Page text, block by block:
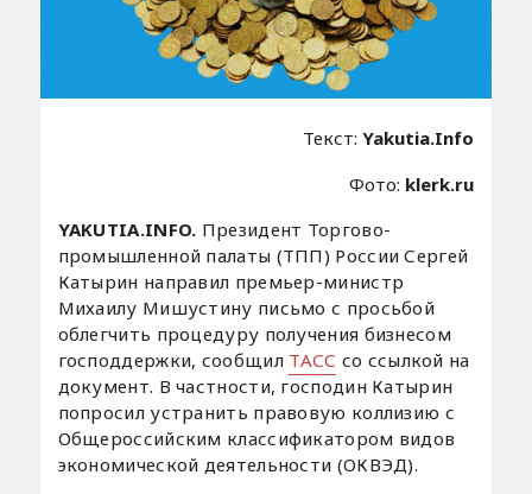
Текст:Yakutia.Info
Фото: klerk.ru
YAKUTIA.INFO. Президент Торгово-
промышленной палаты (ТПП) России Сергей
Катырин направил премьер-министр
Михаилу Мишустину письмо с просьбой
облегчить процедуру получения бизнесом
господдержки, сообщил ТАСС со ссылкой на
документ. В частности, господин Катырин
попросил устранить правовую коллизию с
Общероссийским классификатором видов
экономической деятельности (ОКВЭД).